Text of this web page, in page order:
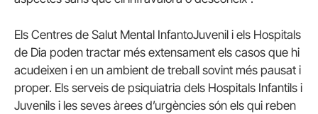
Els Centres de Salut Mental InfantoJuvenil i els Hospitals
de Dia poden tractar més extensament els casos que hi
acudeixen i en un ambient de treball sovint més pausat i
proper. Els serveis de psiquiatria dels Hospitals Infantils i
Juvenils i les seves àrees d’urgències són els qui reben